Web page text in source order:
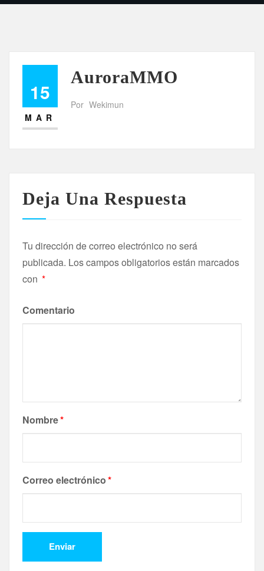
15
MAR
AuroraMMO
Por Wekimun
Deja Una Respuesta
Tu dirección de correo electrónico no será
publicada. Los campos obligatorios están marcados
con *
Comentario
Nombre*
Correo electrónico*